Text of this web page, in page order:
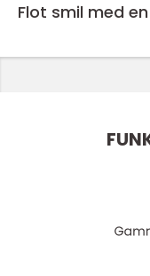
Flot smil med